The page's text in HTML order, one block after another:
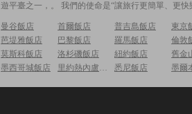
遊平臺之一，。 我們的使命是“讓旅行更簡單、更
曼谷飯店 首爾飯店 普吉島飯店
東京
芭堤雅飯店
巴黎飯店 羅馬飯店
倫敦
莫斯科飯店
洛杉磯飯店 紐約飯店
舊金
墨西哥城飯店
里約熱內盧飯店 悉尼飯店 墨爾